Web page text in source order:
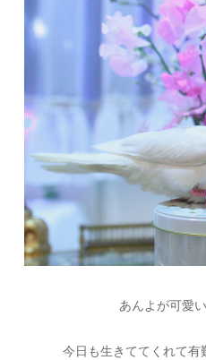
あんよが可愛
今日も生きててくれて有